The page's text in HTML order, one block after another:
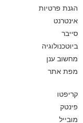
הגנת פרטיות
אינטרנט
סייבר
ביוטכנולוגיה
מחשוב ענן
מפת אתר
קריפטו
פינטק
מובייל